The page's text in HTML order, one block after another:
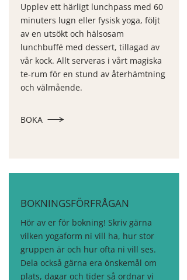
Upplev ett härligt lunchpass med 60
minuters lugn eller fysisk yoga, följt
av en utsökt och hälsosam
lunchbuffé med dessert, tillagad av
vår kock. Allt serveras i vårt magiska
te-rum för en stund av återhämtning
och välmående.
BOKA
BOKNINGSFÖRFRÅGAN
Hör av er för bokning! Skriv gärna
vilken yogaform ni vill ha, hur stor
gruppen är och hur ofta ni vill ses.
Dela också gärna era önskemål om
plats, dagar och tider så ordnar vi